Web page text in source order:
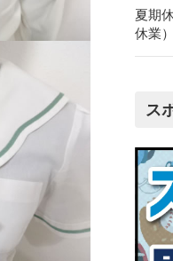
夏期
休業）
ス